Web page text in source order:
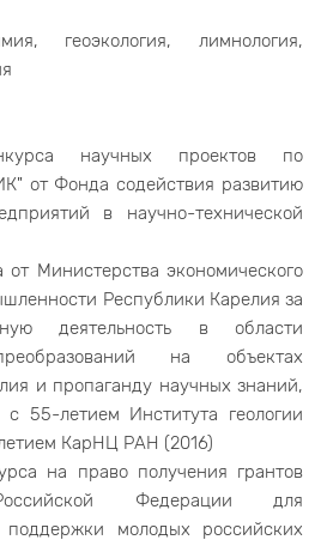
геоэкология, лимнология,
научных проектов по
от Фонда содействия развитию
в научно-технической
от Министерства экономического
Республики Карелия за
деятельность в области
на объектах
и пропаганду научных знаний,
55-летием Института геологии
КарНЦ РАН (2016)
на право получения грантов
Федерации для
поддержки молодых российских